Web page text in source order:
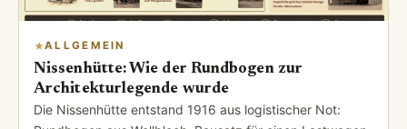
Mondscheiner
Musiker Österreich
Schauspieler
← VORHERIGER ARTIKEL
Lizzo Kritik Social Media: Zerstören Algorithmen die